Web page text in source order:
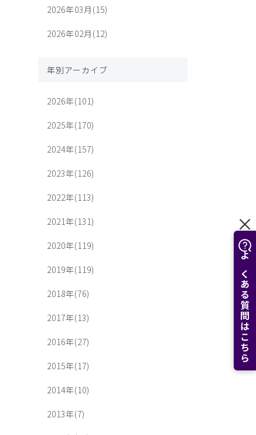
よくある質問はこちら
2026年03月(15)
2026年02月(12)
年別アーカイブ
2026年(101)
2025年(170)
2024年(157)
2023年(126)
2022年(113)
2021年(131)
2020年(119)
2019年(119)
2018年(76)
2017年(13)
2016年(27)
2015年(17)
2014年(10)
2013年(7)